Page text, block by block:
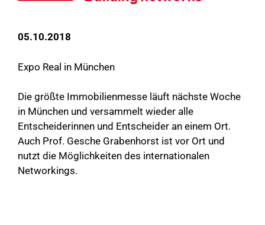
05.10.2018
Expo Real in München
Die größte Immobilienmesse läuft nächste Woche
in München und versammelt wieder alle
Entscheiderinnen und Entscheider an einem Ort.
Auch Prof. Gesche Grabenhorst ist vor Ort und
nutzt die Möglichkeiten des internationalen
Networkings.